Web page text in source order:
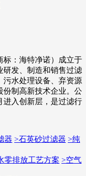
标：海特净诺）成立于
研发、制造和销售过滤
污水处理设备、弃资源
份制高新技术企业。公
进入创新层，是过滤行
器 >石英砂过滤器 >纯
零排放工艺方案 >空气